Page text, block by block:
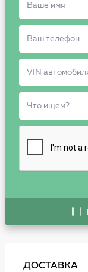
ДОСТАВКА